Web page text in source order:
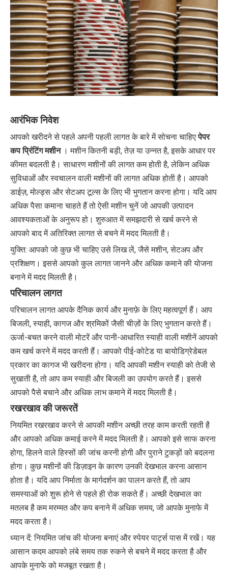
आरंभिक निवेश
आपको खरीदने से पहले अपनी पहली लागत के बारे में सोचना चाहिएपेपर
कप प्रिंटिंग मशीन । मशीन कितनी बड़ी, तेज़ या उन्नत है, इसके आधार पर
कीमत बदलती है। साधारण मशीनों की लागत कम होती है, लेकिन अधिक
सुविधाओं और स्वचालन वाली मशीनों की लागत अधिक होती है। आपको
डाईज़, मोल्ड्स और सेटअप टूल्स के लिए भी भुगतान करना होगा। यदि आप
अधिक पैसा कमाना चाहते हैं तो ऐसी मशीन चुनें जो आपकी उत्पादन
आवश्यकताओं के अनुरूप हो। शुरुआत में समझदारी से खर्च करने से
आपको बाद में अतिरिक्त लागत से बचने में मदद मिलती है।
युक्ति: आपको जो कुछ भी चाहिए उसे लिख लें, जैसे मशीन, सेटअप और
प्रशिक्षण। इससे आपको कुल लागत जानने और अधिक कमाने की योजना
बनाने में मदद मिलती है।
परिचालन लागत
परिचालन लागत आपके दैनिक कार्य और मुनाफ़े के लिए महत्वपूर्ण हैं। आप
बिजली, स्याही, कागज और श्रमिकों जैसी चीज़ों के लिए भुगतान करते हैं।
ऊर्जा-बचत करने वाली मोटरें और पानी-आधारित स्याही वाली मशीनें आपको
कम खर्च करने में मदद करती हैं। आपको पीई-कोटेड या बायोडिग्रेडेबल
प्रकार का कागज भी खरीदना होगा। यदि आपकी मशीन स्याही को तेजी से
सुखाती है, तो आप कम स्याही और बिजली का उपयोग करते हैं। इससे
आपको पैसे बचाने और अधिक लाभ कमाने में मदद मिलती है।
रखरखाव की जरूरतें
नियमित रखरखाव करने से आपकी मशीन अच्छी तरह काम करती रहती है
और आपको अधिक कमाई करने में मदद मिलती है। आपको इसे साफ करना
होगा, हिलने वाले हिस्सों की जांच करनी होगी और पुराने टुकड़ों को बदलना
होगा। कुछ मशीनों की डिज़ाइन के कारण उनकी देखभाल करना आसान
होता है। यदि आप निर्माता के मार्गदर्शन का पालन करते हैं, तो आप
समस्याओं को शुरू होने से पहले ही रोक सकते हैं। अच्छी देखभाल का
मतलब है कम मरम्मत और कप बनाने में अधिक समय, जो आपके मुनाफे में
मदद करता है।
ध्यान दें: नियमित जांच की योजना बनाएं और स्पेयर पार्ट्स पास में रखें। यह
आसान कदम आपको लंबे समय तक रुकने से बचने में मदद करता है और
आपके मुनाफे को मजबूत रखता है।